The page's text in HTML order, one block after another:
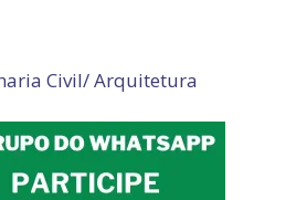
Civil/ Arquitetura